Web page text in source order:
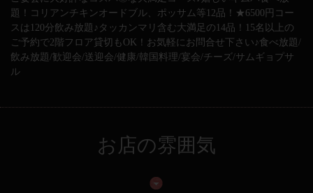
題！コリアンチキンオードブル、ポッサム等12品！★6500円コー
スは120分飲み放題♪タッカンマリ含む大満足の14品！15名以上の
ご予約で2階フロア貸切もOK！お気軽にお問合せ下さい♪食べ放題/
飲み放題/歓迎会/送迎会/健康/韓国料理/宴会/チーズ/サムギョプサ
ル
お店の雰囲気